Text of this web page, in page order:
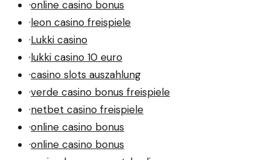
·online casino bonus
·leon casino freispiele
·Lukki casino
·lukki casino 10 euro
·casino slots auszahlung
·verde casino bonus freispiele
·netbet casino freispiele
·online casino bonus
·online casino bonus